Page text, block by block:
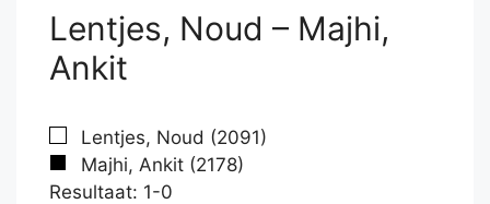
Lentjes, Noud – Majhi,
Ankit
Lentjes, Noud (2091)
Majhi, Ankit (2178)
Resultaat: 1-0